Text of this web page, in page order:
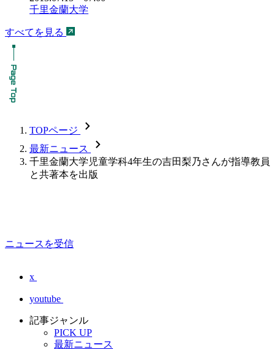
千里金蘭大学
すべてを見る
TOPページ chevron_forward
最新ニュース chevron_forward
千里金蘭大学児童学科4年生の吉田梨乃さんが指導教員
と共著本を出版
ニュースを受信
x
youtube
記事ジャンル
PICK UP
最新ニュース